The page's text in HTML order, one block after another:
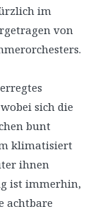
im
von
sich die
bunt
klimatisiert
ihnen
ist immerhin,
achtbare